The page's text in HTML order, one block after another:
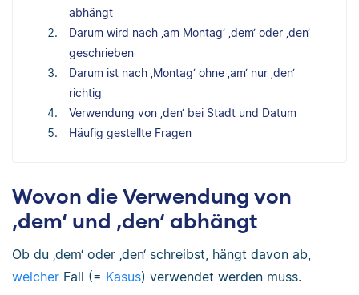
abhängt
Darum wird nach ‚am Montag‘ ‚dem‘ oder ‚den‘
geschrieben
Darum ist nach ‚Montag‘ ohne ‚am‘ nur ‚den‘
richtig
Verwendung von ‚den‘ bei Stadt und Datum
Häufig gestellte Fragen
Wovon die Verwendung von
‚dem‘ und ‚den‘ abhängt
Ob du ‚dem‘ oder ‚den‘ schreibst, hängt davon ab,
welcher Fall (= Kasus) verwendet werden muss.